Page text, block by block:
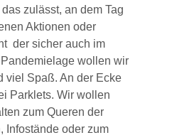
zulässt, an dem Tag
Aktionen oder
der sicher auch im
wollen wir
viel Spaß. An der Ecke
Parklets. Wir wollen
zum Queren der
Infostände oder zum